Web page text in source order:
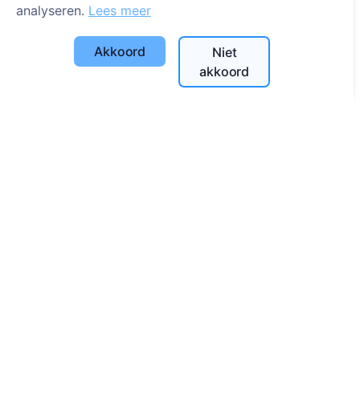
Zoeken naar begraafplaatsen
Contacten
analyseren. Lees meer
Akkoord
Niet
akkoord